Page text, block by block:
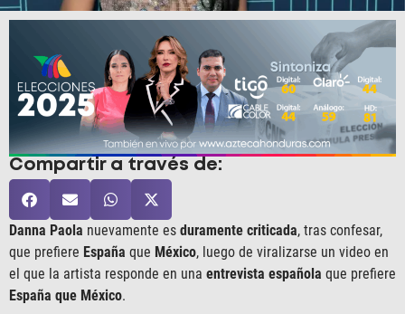
Compartir a través de:
Danna Paola nuevamente es duramente criticada, tras confesar,
que prefiere España que México, luego de viralizarse un video en
el que la artista responde en una entrevista española que prefiere
España que México.